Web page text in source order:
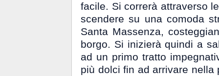
facile. Si correrà attraverso
scendere su una comoda
Santa Massenza,
borgo. Si inizierà quindi a
ad un primo tratto
più dolci fin ad arrivare